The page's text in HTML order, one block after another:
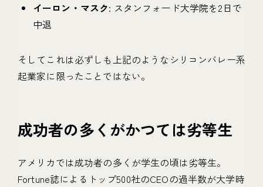
イーロン・マスク: スタンフォード大学院を2日で
中退
そしてこれは必ずしも上記のようなシリコンバレー系
起業家に限ったことではない。
成功者の多くがかつては劣等生
アメリカでは成功者の多くが学生の頃は劣等生。
Fortune誌によるトップ500社のCEOの過半数が大学時